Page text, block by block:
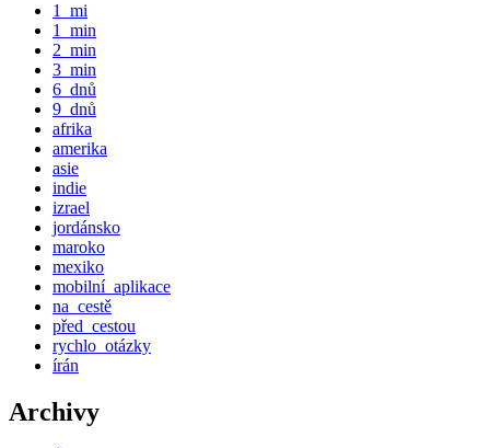
1_mi
1_min
2_min
3_min
6_dnů
9_dnů
afrika
amerika
asie
indie
izrael
jordánsko
maroko
mexiko
mobilní_aplikace
na_cestě
před_cestou
rychlo_otázky
írán
Archivy